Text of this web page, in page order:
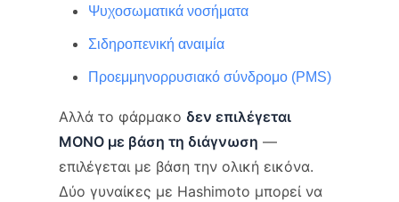
Ψυχοσωματικά νοσήματα
Σιδηροπενική αναιμία
Προεμμηνορρυσιακό σύνδρομο (PMS)
Αλλά το φάρμακο δεν επιλέγεται
ΜΟΝΟ με βάση τη διάγνωση —
επιλέγεται με βάση την ολική εικόνα.
Δύο γυναίκες με Hashimoto μπορεί να